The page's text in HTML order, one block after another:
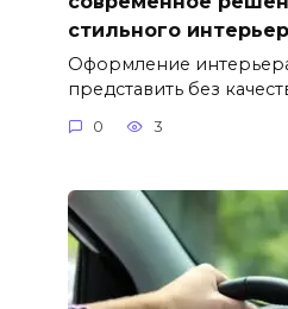
стильного
Оформление
представить без
0 3